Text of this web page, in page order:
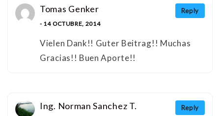
Reply
Tomas Genker
- 14 OCTUBRE, 2014
Vielen Dank!! Guter Beitrag!! Muchas
Gracias!! Buen Aporte!!
Reply
Ing. Norman Sanchez T.